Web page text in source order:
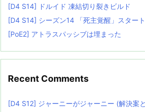
[D4 S14] ドルイド 凍結切り裂きビルド
[D4 S14] シーズン14 「死主覚醒」スタート
[PoE2] アトラスパッシブは埋まった
Recent Comments
[D4 S12] ジャーニーがジャーニー (解決案